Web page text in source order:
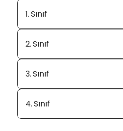
1. Sınıf
2. Sınıf
3. Sınıf
4. Sınıf